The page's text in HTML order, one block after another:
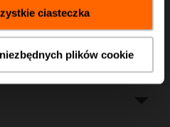
ciasteczka
plików cookie